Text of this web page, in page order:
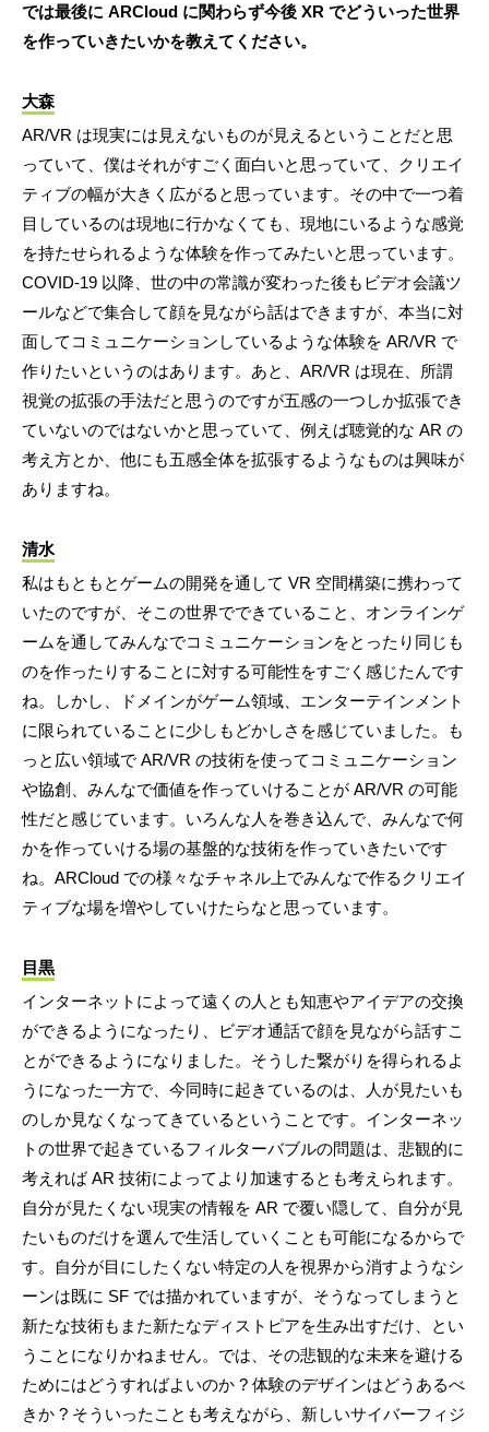
では最後に ARCloud に関わらず今後 XR でどういった世界
を作っていきたいかを教えてください。
大森
AR/VR は現実には見えないものが見えるということだと思
っていて、僕はそれがすごく面白いと思っていて、クリエイ
ティブの幅が大きく広がると思っています。その中で一つ着
目しているのは現地に行かなくても、現地にいるような感覚
を持たせられるような体験を作ってみたいと思っています。
COVID-19 以降、世の中の常識が変わった後もビデオ会議ツ
ールなどで集合して顔を見ながら話はできますが、本当に対
面してコミュニケーションしているような体験を AR/VR で
作りたいというのはあります。あと、AR/VR は現在、所謂
視覚の拡張の手法だと思うのですが五感の一つしか拡張でき
ていないのではないかと思っていて、例えば聴覚的な AR の
考え方とか、他にも五感全体を拡張するようなものは興味が
ありますね。
清水
私はもともとゲームの開発を通して VR 空間構築に携わって
いたのですが、そこの世界でできていること、オンラインゲ
ームを通してみんなでコミュニケーションをとったり同じも
のを作ったりすることに対する可能性をすごく感じたんです
ね。しかし、ドメインがゲーム領域、エンターテインメント
に限られていることに少しもどかしさを感じていました。も
っと広い領域で AR/VR の技術を使ってコミュニケーション
や協創、みんなで価値を作っていけることが AR/VR の可能
性だと感じています。いろんな人を巻き込んで、みんなで何
かを作っていける場の基盤的な技術を作っていきたいです
ね。ARCloud での様々なチャネル上でみんなで作るクリエイ
ティブな場を増やしていけたらなと思っています。
目黒
インターネットによって遠くの人とも知恵やアイデアの交換
ができるようになったり、ビデオ通話で顔を見ながら話すこ
とができるようになりました。そうした繋がりを得られるよ
うになった一方で、今同時に起きているのは、人が見たいも
のしか見なくなってきているということです。インターネッ
トの世界で起きているフィルターバブルの問題は、悲観的に
考えれば AR 技術によってより加速するとも考えられます。
自分が見たくない現実の情報を AR で覆い隠して、自分が見
たいものだけを選んで生活していくことも可能になるからで
す。自分が目にしたくない特定の人を視界から消すようなシ
ーンは既に SF では描かれていますが、そうなってしまうと
新たな技術もまた新たなディストピアを生み出すだけ、とい
うことになりかねません。では、その悲観的な未来を避ける
ためにはどうすればよいのか ? 体験のデザインはどうあるべ
きか ? そういったことも考えながら、新しいサイバーフィジ